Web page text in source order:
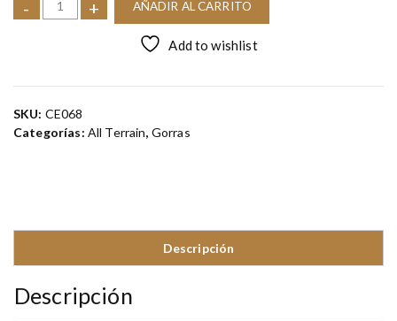
- + AÑADIR AL CARRITO
Add to wishlist
SKU: CE068
Categorías: All Terrain, Gorras
Descripción
Descripción